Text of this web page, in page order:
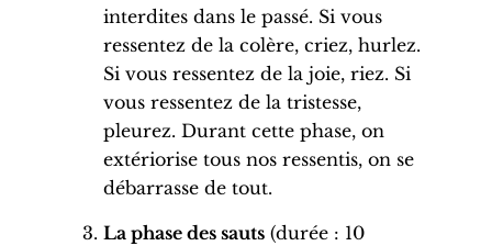
interdites dans le passé. Si vous
ressentez de la colère, criez, hurlez.
Si vous ressentez de la joie, riez. Si
vous ressentez de la tristesse,
pleurez. Durant cette phase, on
extériorise tous nos ressentis, on se
débarrasse de tout.
La phase des sauts(durée : 10